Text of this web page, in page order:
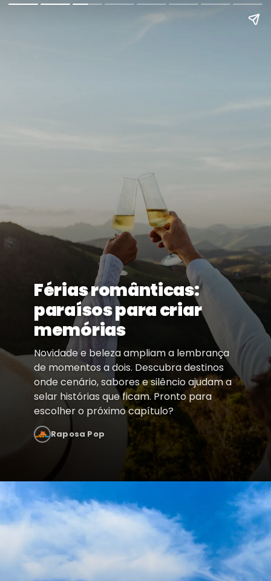
Férias românticas:
paraísos para criar
memórias
Novidade e beleza ampliam a lembrança
de momentos a dois. Descubra destinos
onde cenário, sabores e silêncio ajudam a
selar histórias que ficam. Pronto para
escolher o próximo capítulo?
Raposa Pop